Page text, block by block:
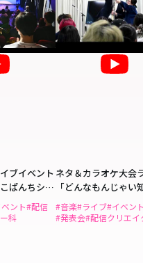
ブイベント
ぱんちショ
ント#配信
科
ネタ＆カラオケ大会
「どんなもんじゃい
ど」
#音楽#ライブ#イベント
#発表会#配信クリエイ